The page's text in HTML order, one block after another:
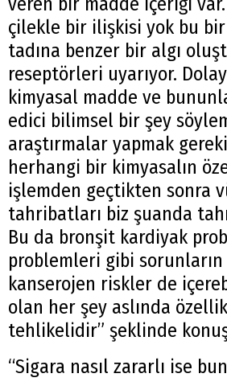
çilekle bir ilişkisi yok bu
tadına benzer bir algı
reseptörleri uyarıyor.
kimyasal madde ve
edici bilimsel bir şey
araştırmalar yapmak
herhangi bir kimyasalın
işlemden geçtikten sonra
tahribatları biz şuanda
Bu da bronşit kardiyak
problemleri gibi sorunların
kanserojen riskler de
olan her şey aslında
tehlikelidir” şeklinde
“Sigara nasıl zararlı ise